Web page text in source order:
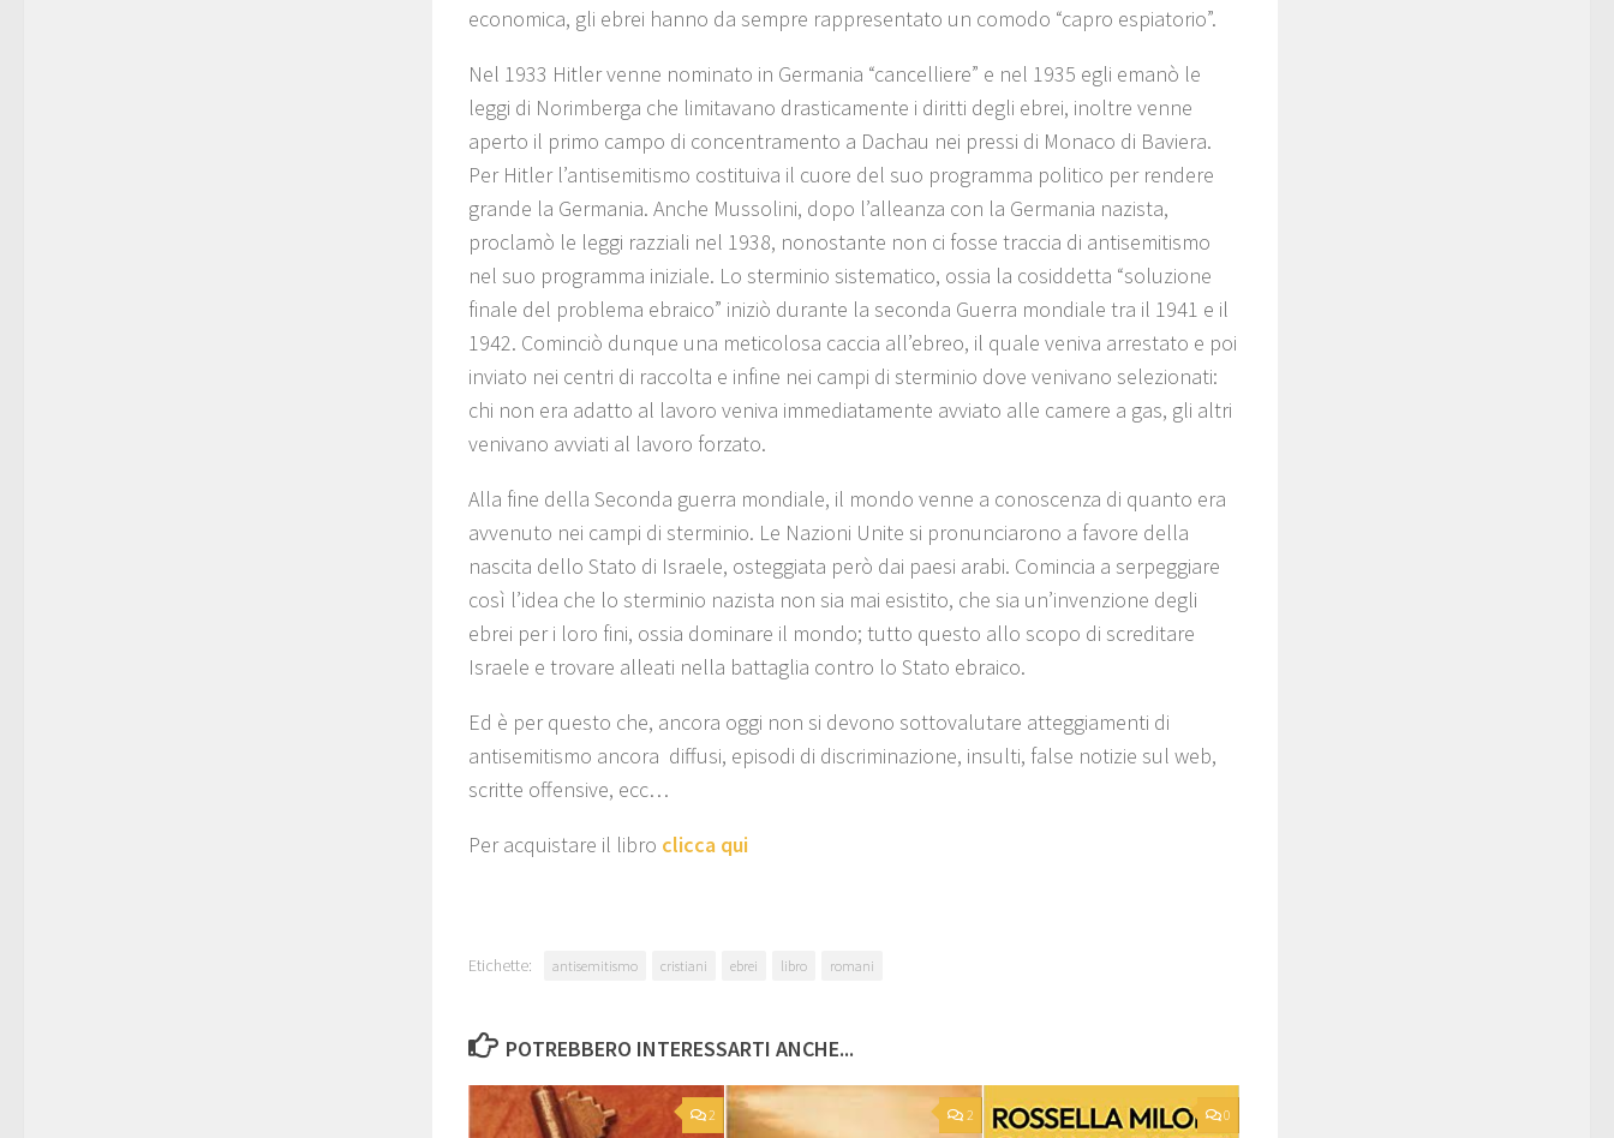
economica, gli ebrei hanno da sempre rappresentato un comodo “capro espiatorio”.
Nel 1933 Hitler venne nominato in Germania “cancelliere” e nel 1935 egli emanò le
leggi di Norimberga che limitavano drasticamente i diritti degli ebrei, inoltre venne
aperto il primo campo di concentramento a Dachau nei pressi di Monaco di Baviera.
Per Hitler l’antisemitismo costituiva il cuore del suo programma politico per rendere
grande la Germania. Anche Mussolini, dopo l’alleanza con la Germania nazista,
proclamò le leggi razziali nel 1938, nonostante non ci fosse traccia di antisemitismo
nel suo programma iniziale. Lo sterminio sistematico, ossia la cosiddetta “soluzione
finale del problema ebraico” iniziò durante la seconda Guerra mondiale tra il 1941 e il
1942. Cominciò dunque una meticolosa caccia all’ebreo, il quale veniva arrestato e poi
inviato nei centri di raccolta e infine nei campi di sterminio dove venivano selezionati:
chi non era adatto al lavoro veniva immediatamente avviato alle camere a gas, gli altri
venivano avviati al lavoro forzato.
Alla fine della Seconda guerra mondiale, il mondo venne a conoscenza di quanto era
avvenuto nei campi di sterminio. Le Nazioni Unite si pronunciarono a favore della
nascita dello Stato di Israele, osteggiata però dai paesi arabi. Comincia a serpeggiare
così l’idea che lo sterminio nazista non sia mai esistito, che sia un’invenzione degli
ebrei per i loro fini, ossia dominare il mondo; tutto questo allo scopo di screditare
Israele e trovare alleati nella battaglia contro lo Stato ebraico.
Ed è per questo che, ancora oggi non si devono sottovalutare atteggiamenti di
antisemitismo ancora diffusi, episodi di discriminazione, insulti, false notizie sul web,
scritte offensive, ecc…
Per acquistare il libro clicca qui
Etichette: antisemitismo cristiani ebrei libro romani
POTREBBERO INTERESSARTI ANCHE...
2 2 0